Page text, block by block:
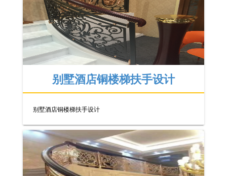
别墅酒店铜楼梯扶手设计
别墅酒店铜楼梯扶手设计